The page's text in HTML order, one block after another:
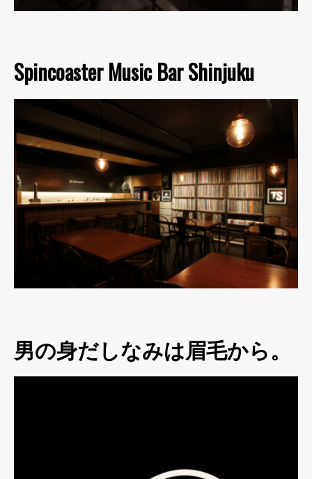
Spincoaster Music Bar Shinjuku
男の身だしなみは眉毛から。